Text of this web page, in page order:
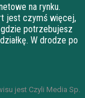
na rynku.
jest czymś więcej,
potrzebujesz
W drodze po
jest Czyli Media Sp.